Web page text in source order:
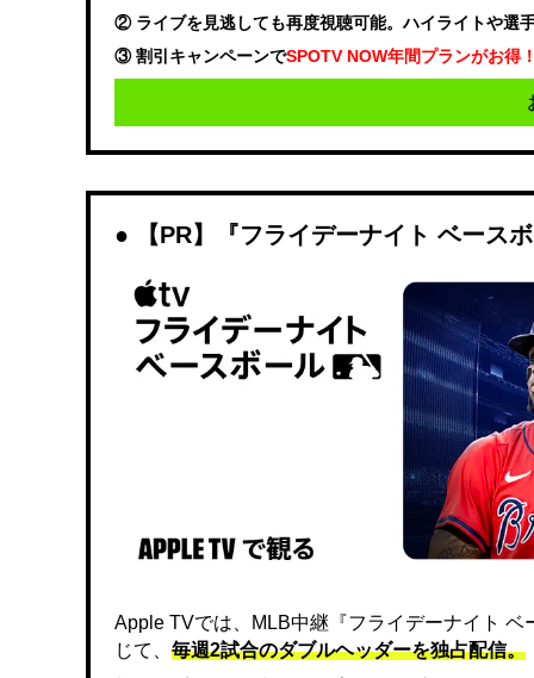
② ライブを見逃しても再度視聴可能。ハイライトや選
③ 割引キャンペーンでSPOTV NOW年間プランがお得
【PR】『フライデーナイト ベース
Apple TVでは、MLB中継『フライデーナイト
じて、 毎週2試合のダブルヘッダーを独占配信。